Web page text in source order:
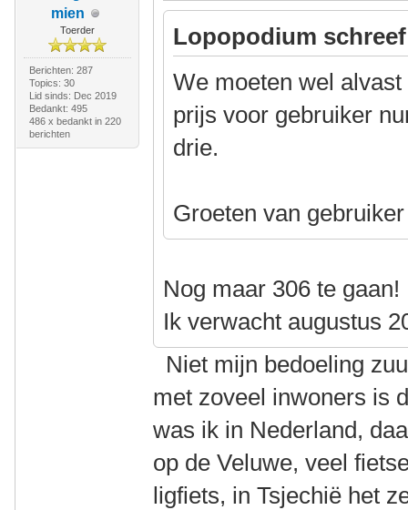
mien
Toerder
Berichten: 287
Topics: 30
Lid sinds: Dec 2019
Bedankt: 495
486 x bedankt in 220
berichten
Lopopodium
We moeten wel
prijs voor gebruiker
drie.
Groeten van
Nog maar 306 te gaan!
Ik verwacht augustus
Niet mijn bedoeling
met zoveel inwoners is
was ik in Nederland,
op de Veluwe, veel
ligfiets, in Tsjechië het